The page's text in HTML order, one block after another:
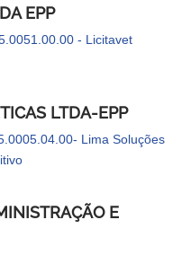
EPP
- Licitavet
LTDA-EPP
Lima Soluções
E